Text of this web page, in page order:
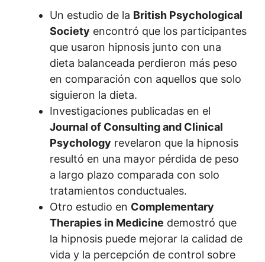
Un estudio de la British Psychological
Society encontró que los participantes
que usaron hipnosis junto con una
dieta balanceada perdieron más peso
en comparación con aquellos que solo
siguieron la dieta.
Investigaciones publicadas en el
Journal of Consulting and Clinical
Psychology revelaron que la hipnosis
resultó en una mayor pérdida de peso
a largo plazo comparada con solo
tratamientos conductuales.
Otro estudio en Complementary
Therapies in Medicine demostró que
la hipnosis puede mejorar la calidad de
vida y la percepción de control sobre